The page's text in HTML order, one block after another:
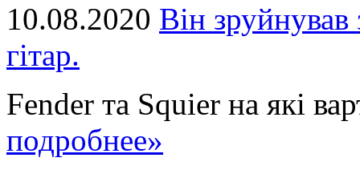
10.08.2020 Він
гітар.
Fender та Squier на які
подробнее»